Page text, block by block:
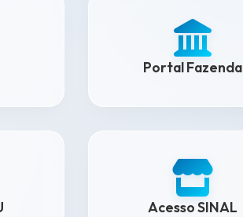
Portal Fazenda
Acesso SINAL